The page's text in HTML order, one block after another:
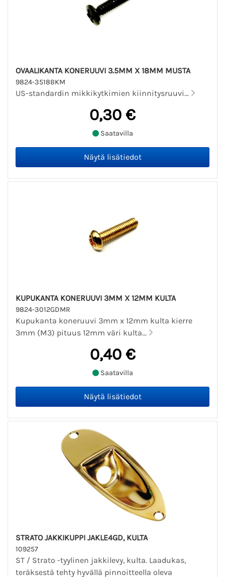
OVAALIKANTA KONERUUVI 3.5MM X 18MM MUSTA
9824-3518BKM
US-standardin mikkikytkimien kiinnitysruuvi...
0,30 €
Saatavilla
KUPUKANTA KONERUUVI 3MM X 12MM KULTA
9824-3012GDMR
Kupukanta koneruuvi 3mm x 12mm kulta kierre
3mm (M3) pituus 12mm väri kulta...
0,40 €
Saatavilla
STRATO JAKKIKUPPI JAKLE4GD, KULTA
109257
ST / Strato -tyylinen jakkilevy, kulta. Laadukas,
teräksestä tehty hyvällä pinnoitteella oleva